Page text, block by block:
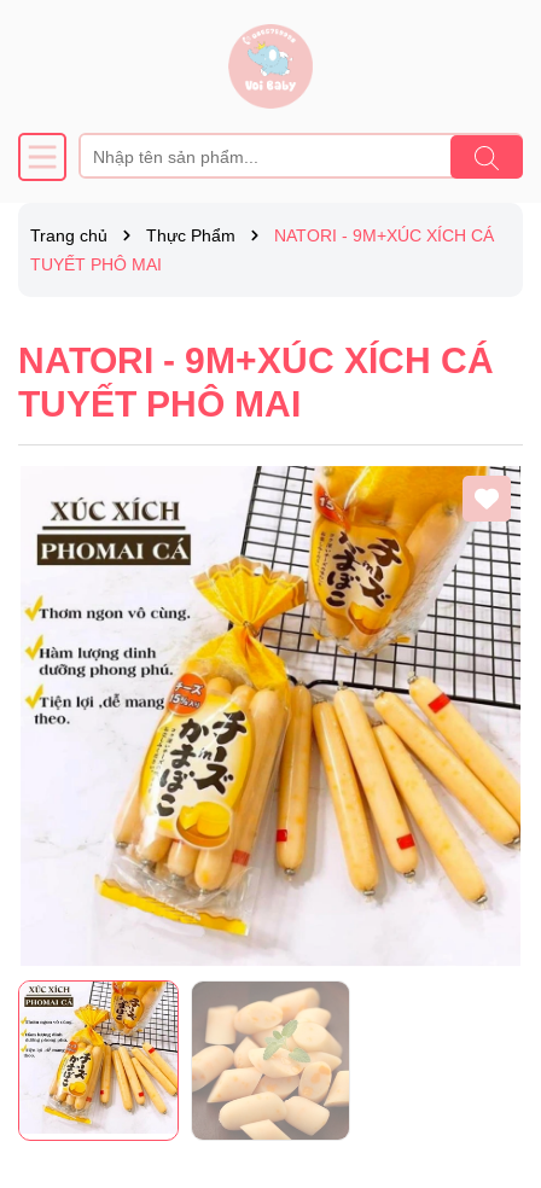
Trang chủ Thực Phẩm
NATORI - 9M+XÚC XÍCH CÁ
TUYẾT PHÔ MAI
NATORI - 9M+XÚC XÍCH CÁ
TUYẾT PHÔ MAI
Mã giảm giá:
Ngày hết hạn:
Điều kiện: